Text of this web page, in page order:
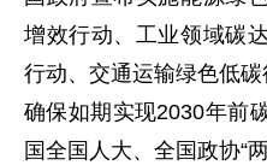
增效行动、工业领域碳
行动、交通运输绿色低碳
确保如期实现2030年前
国全国人大、全国政协“